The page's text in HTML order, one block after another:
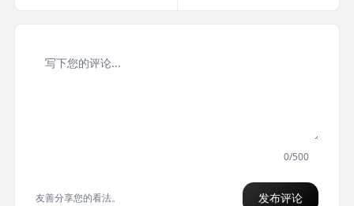
0/500
友善分享您的看法。 发布评论